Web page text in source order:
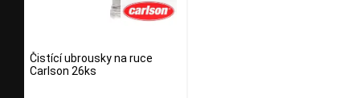
Čistící ubrousky na ruce
Carlson 26ks